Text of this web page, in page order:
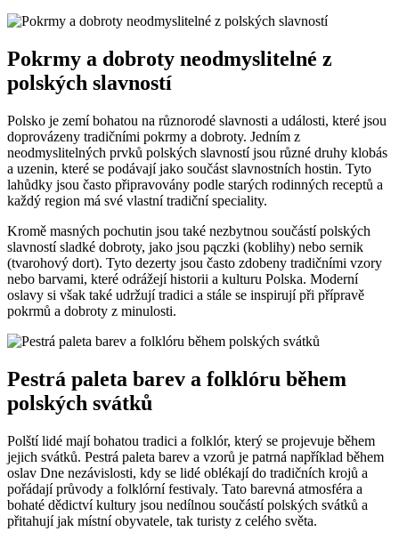
Pokrmy a dobroty neodmyslitelné z
⁢polských slavností
Polsko je zemí‍ bohatou na různorodé slavnosti a události, které jsou
doprovázeny tradičními pokrmy a dobroty. Jedním z
⁣neodmyslitelných‍ prvků polských slavností jsou různé druhy klobás
a uzenin, které se podávají jako ⁣součást slavnostních hostin. Tyto
lahůdky jsou často ⁢připravovány⁢ podle starých rodinných receptů a
každý region má své vlastní ⁢tradiční speciality.
Kromě masných pochutin jsou také nezbytnou součástí polských
slavností sladké dobroty, jako jsou pączki (koblihy) nebo sernik
(tvarohový dort). Tyto dezerty⁣ jsou často zdobeny tradičními vzory
nebo barvami,⁢ které odrážejí historii a kulturu Polska. Moderní
oslavy ‍si​ však také udržují tradici⁢ a stále se inspirují při přípravě
pokrmů a dobroty ⁤z minulosti.
Pestrá paleta barev a folklóru během
polských svátků
Polští lidé mají bohatou tradici a ​folklór, který se projevuje během
jejich svátků. Pestrá paleta barev a vzorů​ je patrná například během
oslav Dne‌ nezávislosti, ⁤kdy se lidé oblékají ‌do ‍tradičních krojů a
pořádají průvody a folklórní festivaly. Tato barevná atmosféra ⁤a
bohaté‍ dědictví kultury jsou nedílnou součástí⁢ polských svátků a
přitahují jak‍ místní obyvatele, tak turisty z celého světa.